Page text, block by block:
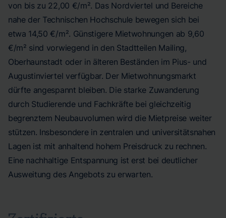
von bis zu 22,00 €/m². Das Nordviertel und Bereiche
nahe der Technischen Hochschule bewegen sich bei
etwa 14,50 €/m². Günstigere Mietwohnungen ab 9,60
€/m² sind vorwiegend in den Stadtteilen Mailing,
Oberhaunstadt oder in älteren Beständen im Pius- und
Augustinviertel verfügbar. Der Mietwohnungsmarkt
dürfte angespannt bleiben. Die starke Zuwanderung
durch Studierende und Fachkräfte bei gleichzeitig
begrenztem Neubauvolumen wird die Mietpreise weiter
stützen. Insbesondere in zentralen und universitätsnahen
Lagen ist mit anhaltend hohem Preisdruck zu rechnen.
Eine nachhaltige Entspannung ist erst bei deutlicher
Ausweitung des Angebots zu erwarten.